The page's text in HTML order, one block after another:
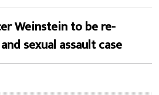
Weinstein to be re-
sexual assault case